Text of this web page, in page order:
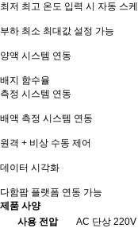
최저 최고 온도 입력 시 자동 스
부하 최소 최대값 설정 가능
양액 시스템 연동
배지 함수율
측정 시스템 연동
배액 측정 시스템 연동
원격 + 비상 수동 제어
데이터 시각화
다함팜 플랫폼 연동 가능
제품 사양
사용 전압
AC 단상